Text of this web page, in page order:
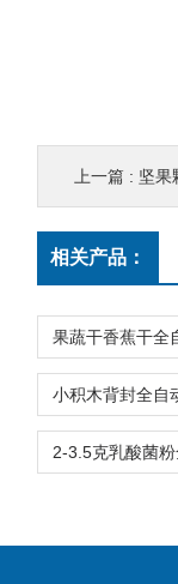
上一篇 : 坚果
相关产品：